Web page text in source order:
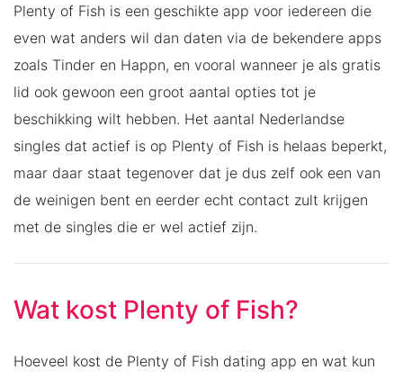
Plenty of Fish is een geschikte app voor iedereen die
even wat anders wil dan daten via de bekendere apps
zoals Tinder en Happn, en vooral wanneer je als gratis
lid ook gewoon een groot aantal opties tot je
beschikking wilt hebben. Het aantal Nederlandse
singles dat actief is op Plenty of Fish is helaas beperkt,
maar daar staat tegenover dat je dus zelf ook een van
de weinigen bent en eerder echt contact zult krijgen
met de singles die er wel actief zijn.
Wat kost Plenty of Fish?
Hoeveel kost de Plenty of Fish dating app en wat kun